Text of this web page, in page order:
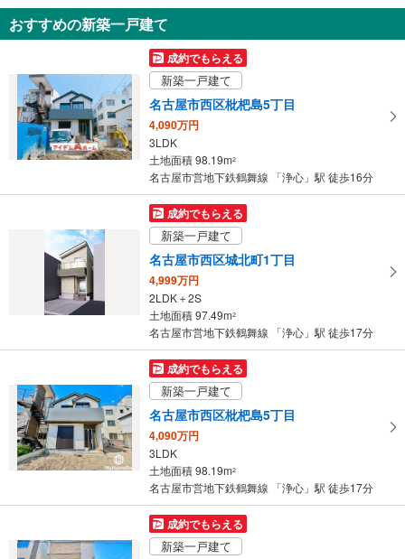
・東改札外（きっぷ売り場隣）
・西改札外（６番出口のエレベータ隣）
・ＡＥＤ
知
を
け
る
条
存
る
おすすめの新築一戸建て
成約でもらえる
新築一戸建て
名古屋市西区枇杷島5丁目
4,090万円
3LDK
土地面積 98.19m2
名古屋市営地下鉄鶴舞線 「浄心」駅 徒歩16分
成約でもらえる
新築一戸建て
名古屋市西区城北町1丁目
4,999万円
2LDK＋2S
土地面積 97.49m2
名古屋市営地下鉄鶴舞線 「浄心」駅 徒歩17分
成約でもらえる
新築一戸建て
名古屋市西区枇杷島5丁目
4,090万円
3LDK
土地面積 98.19m2
名古屋市営地下鉄鶴舞線 「浄心」駅 徒歩17分
成約でもらえる
新築一戸建て